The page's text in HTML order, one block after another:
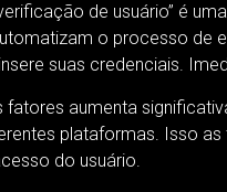
de usuário” é
o processo de
suas credenciais.
aumenta
plataformas. Isso
do usuário.